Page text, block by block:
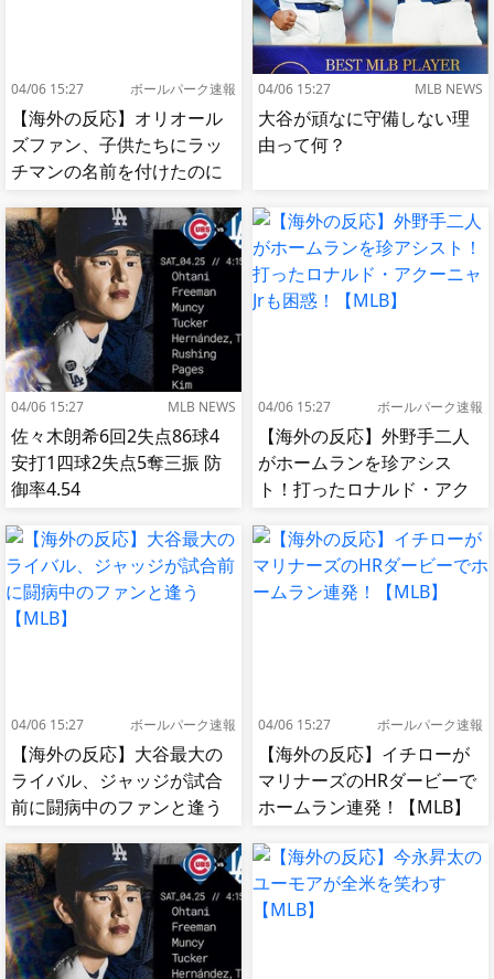
04/06 15:27 ボールパーク速報
【海外の反応】オリオール
ズファン、子供たちにラッ
チマンの名前を付けたのに
04/06 15:27 MLB NEWS
大谷が頑なに守備しない理
由って何？
04/06 15:27 MLB NEWS
佐々木朗希6回2失点86球4
安打1四球2失点5奪三振 防
御率4.54
04/06 15:27 ボールパーク速報
【海外の反応】外野手二人
がホームランを珍アシス
ト！打ったロナルド・アク
04/06 15:27 ボールパーク速報
【海外の反応】大谷最大の
ライバル、ジャッジが試合
前に闘病中のファンと逢う
04/06 15:27 ボールパーク速報
【海外の反応】イチローが
マリナーズのHRダービーで
ホームラン連発！【MLB】